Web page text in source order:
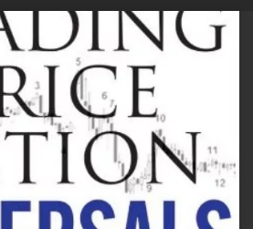
Escola de Negócios do Estado de
consultor educacional em Novas
consultoria em Educação financeira e
é comum questionarem sobre o Bitcoin.
investir. Bom, para responder a isso